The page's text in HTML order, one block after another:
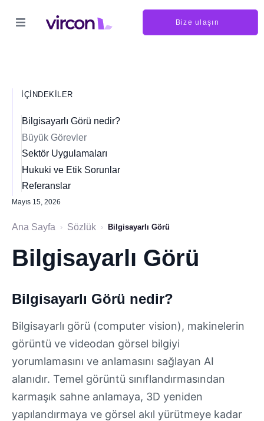
Bize ulaşın
İÇINDEKILER
Bilgisayarlı Görü nedir?
Büyük Görevler
Sektör Uygulamaları
Hukuki ve Etik Sorunlar
Referanslar
Mayıs 15, 2026
Ana Sayfa › Sözlük › Bilgisayarlı Görü
Bilgisayarlı Görü
Bilgisayarlı Görü nedir?
Bilgisayarlı görü (computer vision), makinelerin
görüntü ve videodan görsel bilgiyi
yorumlamasını ve anlamasını sağlayan AI
alanıdır. Temel görüntü sınıflandırmasından
karmaşık sahne anlamaya, 3D yeniden
yapılandırmaya ve görsel akıl yürütmeye kadar